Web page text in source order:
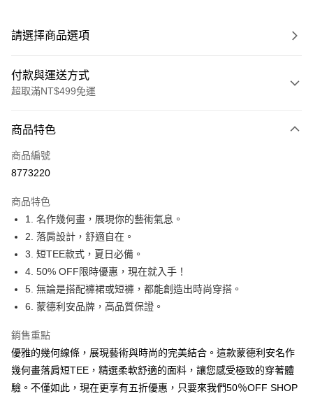
請選擇商品選項
付款與運送方式
超取滿NT$499免運
信用卡一次付款
超商取貨付款
Apple Pay
街口支付
悠遊付
Google Pay
【大哥付你分期使用說明】
1.本服務由台灣大哥大提供，台灣大哥大用戶可立即使用無須另外申請。
AFTEE先享後付
商品特色
商品編號
8773220
商品特色
1. 名作幾何畫，展現你的藝術氣息。
2. 落肩設計，舒適自在。
3. 短TEE款式，夏日必備。
4. 50% OFF限時優惠，現在就入手！
5. 無論是搭配褲裙或短褲，都能創造出時尚穿搭。
6. 蒙德利安品牌，高品質保證。
銷售重點
優雅的幾何線條，展現藝術與時尚的完美結合。這款蒙德利安名作
幾何畫落肩短TEE，精選柔軟舒適的面料，讓您感受極致的穿著體
驗。不僅如此，現在更享有五折優惠，只要來我們50％OFF SHOP